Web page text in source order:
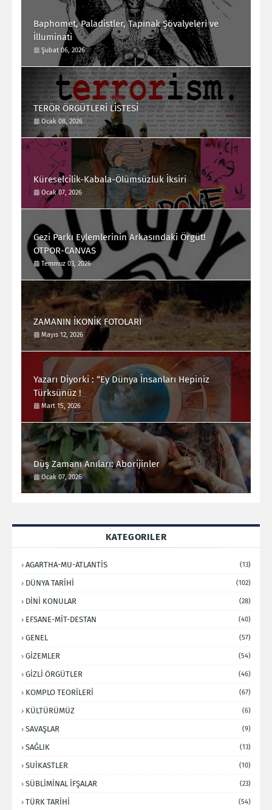
Baphomet, Paladistler, Tapınak Şövalyeleri ve
İlluminati
Şubat 06, 2026
TERÖR ÖRGÜTLERİ LİSTESİ
Ocak 08, 2026
Küreselcilik-Kabala-Ölümsüzlük İksiri
Ocak 07, 2026
Gezi Parkı Eylemlerinin Arkasındaki Örgüt!
OTPOR-CANVAS
Temmuz 03, 2026
ZAMANIN İKONİK FOTOLARI
Mayıs 12, 2026
Yazarı Diyorki : “Ey Dünya İnsanları Hepiniz
Türksünüz !
Mart 15, 2026
Düş Zamanı Anıları: Aborijinler
Ocak 07, 2026
KATEGORILER
AGARTHA-MU-ATLANTİS (13)
DÜNYA TARİHİ (102)
DİNİ KONULAR (28)
EFSANE-MİT-DESTAN (40)
GENEL (57)
GİZEMLER (54)
GİZLİ ÖRGÜTLER (46)
KOMPLO TEORİLERİ (67)
KÜLTÜRÜMÜZ (6)
SAVAŞLAR (9)
SAĞLIK (13)
SUİKASTLER (10)
SÜBLİMİNAL İFŞALAR (23)
TÜRK TARİHİ (54)